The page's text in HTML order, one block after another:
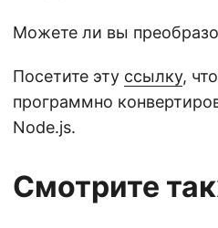
Можете ли вы
Посетите эту ссылку,
программно
Node.js.
Смотрите